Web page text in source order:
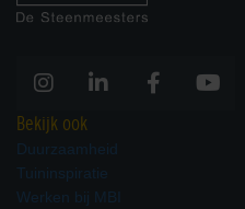
Bekijk ook
Duurzaamheid
Tuininspiratie
Werken bij MBI